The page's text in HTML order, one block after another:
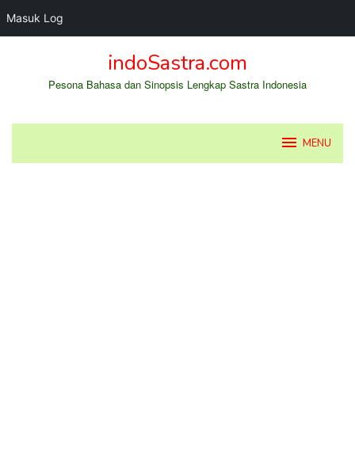
Masuk Log
indoSastra.com
Pesona Bahasa dan Sinopsis Lengkap Sastra Indonesia
MENU